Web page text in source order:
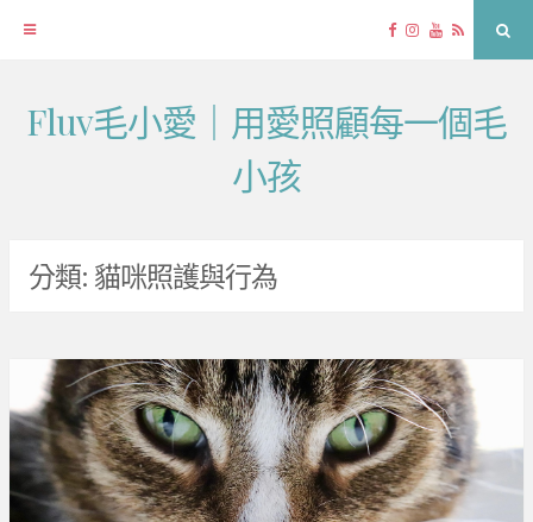
Skip
Facebook
Instagram
YouTube
RSS
Fluv毛小愛｜用愛照顧每一個毛
小孩
分類: 貓咪照護與行為